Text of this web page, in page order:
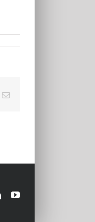
Email
LinkedInYouTube